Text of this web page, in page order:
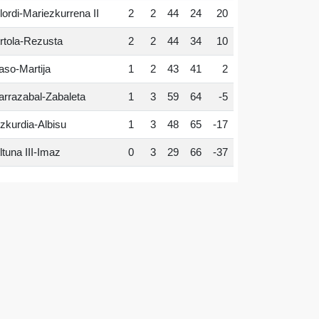
Mariezkurrena II 2 2 44 24 20
Rezusta 2 2 44 34 10
Martija 1 2 43 41 2
Zabaleta 1 3 59 64 -5
Albisu 1 3 48 65 -17
III-Imaz 0 3 29 66 -37